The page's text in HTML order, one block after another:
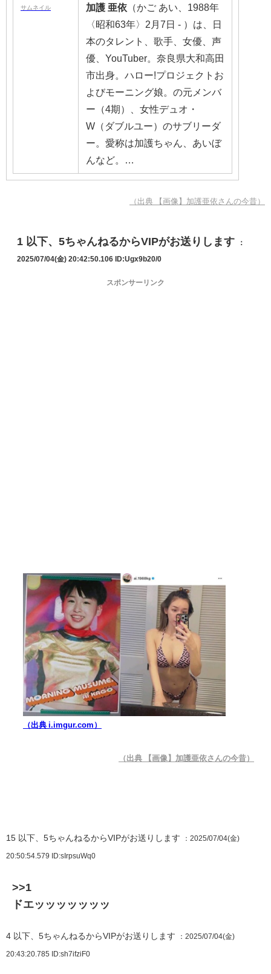
加護 亜依 （かご あい、1988年
〈昭和63年〉2月7日 - ）は、日
本のタレント、歌手、女優、声
優、YouTuber。奈良県大和高田
市出身。ハロー!プロジェクトお
よびモーニング娘。の元メンバ
ー（4期）、女性デュオ・
W（ダブルユー）のサブリーダ
ー。愛称は加護ちゃん、あいぼ
んなど。…
（出典 【画像】加護亜依さんの今昔）
1 以下、5ちゃんねるからVIPがお送りします ：
2025/07/04(金) 20:42:50.106 ID:Ugx9b20/0
スポンサーリンク
（出典 i.imgur.com）
（出典 【画像】加護亜依さんの今昔）
15 以下、5ちゃんねるからVIPがお送りします ：2025/07/04(金)
20:50:54.579 ID:sIrpsuWq0
>>1
ドエッッッッッッッ
4 以下、5ちゃんねるからVIPがお送りします ：2025/07/04(金)
20:43:20.785 ID:sh7ifziF0